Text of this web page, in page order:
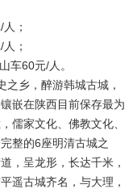
；
；
车60元/人。
乡，醉游韩城古城，
嵌在陕西目前保存最为
儒家文化、佛教文化、
整的6座明清古城之
，呈龙形，长达千米，
遥古城齐名，与大理，